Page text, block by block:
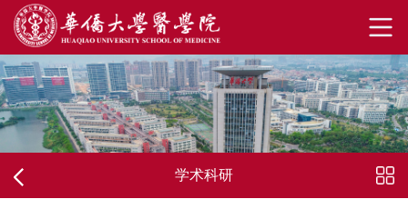
学术科研